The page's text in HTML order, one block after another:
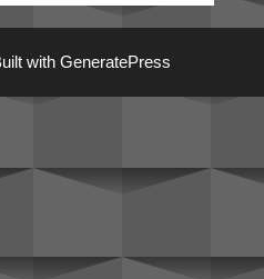
with GeneratePress